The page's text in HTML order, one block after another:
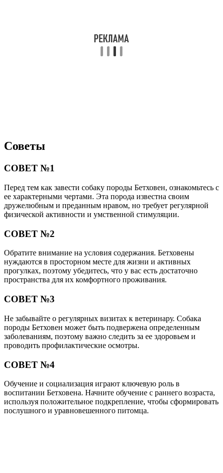
Советы
СОВЕТ №1
Перед тем как завести собаку породы Бетховен, ознакомьтесь с
ее характерными чертами. Эта порода известна своим
дружелюбным и преданным нравом, но требует регулярной
физической активности и умственной стимуляции.
СОВЕТ №2
Обратите внимание на условия содержания. Бетховены
нуждаются в просторном месте для жизни и активных
прогулках, поэтому убедитесь, что у вас есть достаточно
пространства для их комфортного проживания.
СОВЕТ №3
Не забывайте о регулярных визитах к ветеринару. Собака
породы Бетховен может быть подвержена определенным
заболеваниям, поэтому важно следить за ее здоровьем и
проводить профилактические осмотры.
СОВЕТ №4
Обучение и социализация играют ключевую роль в
воспитании Бетховена. Начните обучение с раннего возраста,
используя положительное подкрепление, чтобы сформировать
послушного и уравновешенного питомца.